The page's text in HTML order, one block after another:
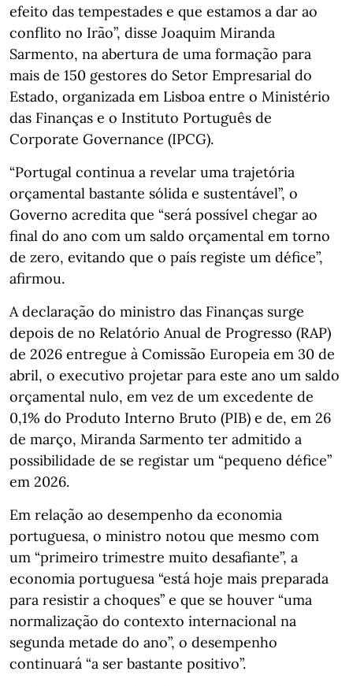
efeito das tempestades e que estamos a dar ao
conflito no Irão”, disse Joaquim Miranda
Sarmento, na abertura de uma formação para
mais de 150 gestores do Setor Empresarial do
Estado, organizada em Lisboa entre o Ministério
das Finanças e o Instituto Português de
Corporate Governance (IPCG).
“Portugal continua a revelar uma trajetória
orçamental bastante sólida e sustentável”, o
Governo acredita que “será possível chegar ao
final do ano com um saldo orçamental em torno
de zero, evitando que o país registe um défice”,
afirmou.
A declaração do ministro das Finanças surge
depois de no Relatório Anual de Progresso (RAP)
de 2026 entregue à Comissão Europeia em 30 de
abril, o executivo projetar para este ano um saldo
orçamental nulo, em vez de um excedente de
0,1% do Produto Interno Bruto (PIB) e de, em 26
de março, Miranda Sarmento ter admitido a
possibilidade de se registar um “pequeno défice”
em 2026.
Em relação ao desempenho da economia
portuguesa, o ministro notou que mesmo com
um “primeiro trimestre muito desafiante”, a
economia portuguesa “está hoje mais preparada
para resistir a choques” e que se houver “uma
normalização do contexto internacional na
segunda metade do ano”, o desempenho
continuará “a ser bastante positivo”.